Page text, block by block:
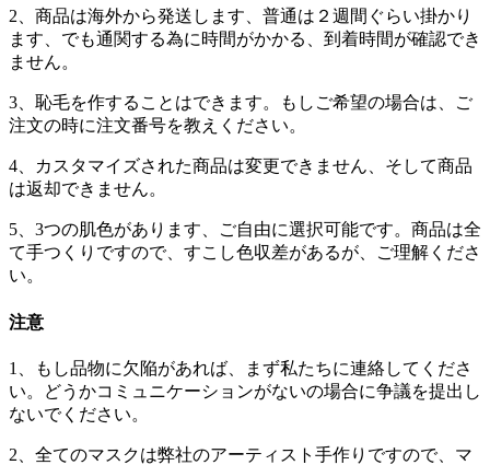
2、商品は海外から発送します、普通は２週間ぐらい掛かり
ます、でも通関する為に時間がかかる、到着時間が確認でき
ません。
3、恥毛を作することはできます。もしご希望の場合は、ご
注文の時に注文番号を教えください。
4、カスタマイズされた商品は変更できません、そして商品
は返却できません。
5、3つの肌色があります、ご自由に選択可能です。商品は全
て手つくりですので、すこし色収差があるが、ご理解くださ
い。
注意
1、もし品物に欠陥があれば、まず私たちに連絡してくださ
い。どうかコミュニケーションがないの場合に争議を提出し
ないでください。
2、全てのマスクは弊社のアーティスト手作りですので、マ